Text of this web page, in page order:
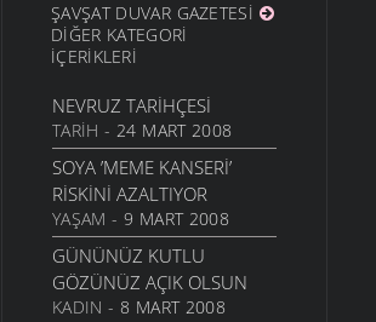
ŞAVŞAT DUVAR GAZETESI
DIĞER KATEGORI
İÇERIKLERI
NEVRUZ TARIHÇESI
TARIH - 24 MART 2008
SOYA ’MEME KANSERI’
RISKINI AZALTIYOR
YAŞAM - 9 MART 2008
GÜNÜNÜZ KUTLU
GÖZÜNÜZ AÇIK OLSUN
KADIN - 8 MART 2008